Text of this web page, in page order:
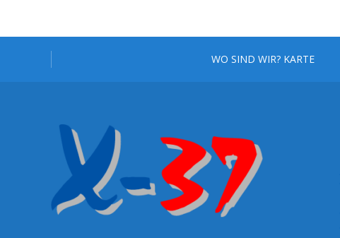
WO SIND WIR? KARTE